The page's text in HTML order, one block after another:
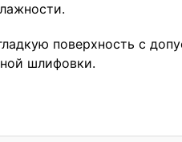
поверхность с
шлифовки.